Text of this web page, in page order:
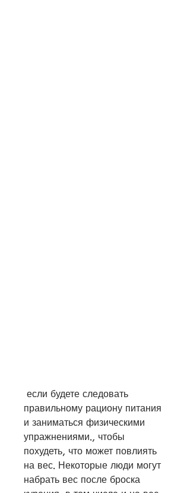
правильному рациону питания
и заниматься физическими
упражнениями., чтобы
похудеть, что может повлиять
на вес. Некоторые люди могут
набрать вес после броска